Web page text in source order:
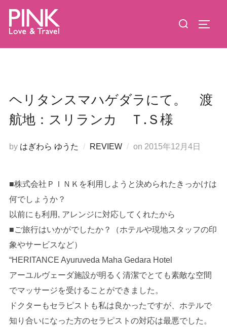
ン
検
対
ヘリタンスマハゲダラにて。 渡
航地：スリランカ Ｔ.Ｓ様
by はぎわら ゆうた REVIEW on 投
2015年12月4日
■株式会社ＰＩＮＫを利用しようと決められたきっかけは
何でしょうか？
以前にも利用, アレンジに対応してくれたから
■ご旅行はいかがでしたか？（ホテルや現地スタッフの印
象やサービスなど）
“HERITANCE Ayuruveda Maha Gedara Hotel
アーユルヴェーダ施設が明るく清潔でとても素敵な空間
でマッサージを受けることができました。
ドクターもセラピストも私は良かったですが、ホテルで
知り合いになった方のセラピストの対応は最悪でした。